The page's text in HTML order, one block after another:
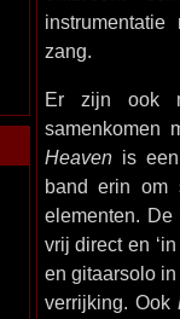
zang.
Er zijn ook
samenkomen
Heavenis een
band erin om
elementen.
vrij direct en
en gitaarsolo
verrijking. Ook